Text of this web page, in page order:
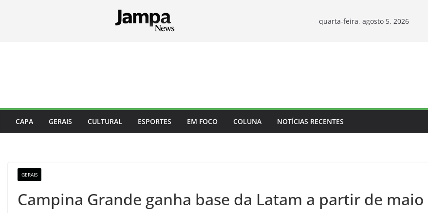
quarta-feira, agosto 5, 2026
CAPA GERAIS CULTURAL ESPORTES EM FOCO COLUNA NOTÍCIAS RECENTES
GERAIS
Campina Grande ganha base da Latam a partir de maio